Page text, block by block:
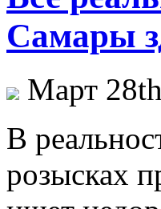
Самары
Март
В
розысках